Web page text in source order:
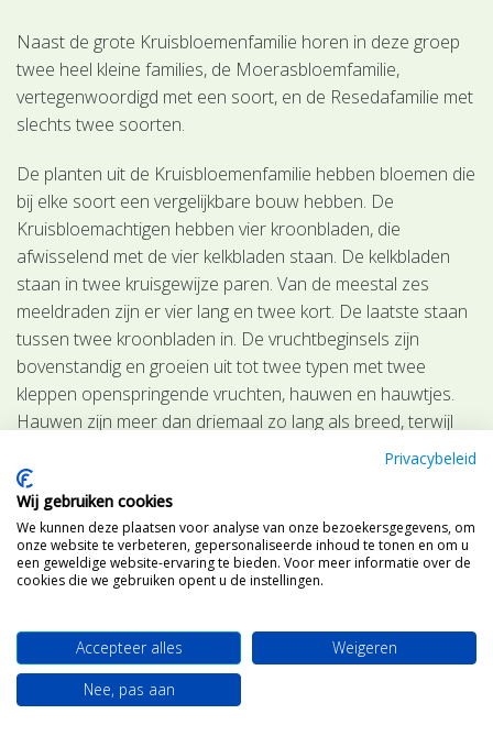
Naast de grote Kruisbloemenfamilie horen in deze groep
twee heel kleine families, de Moerasbloemfamilie,
vertegenwoordigd met een soort, en de Resedafamilie met
slechts twee soorten.
De planten uit de Kruisbloemenfamilie hebben bloemen die
bij elke soort een vergelijkbare bouw hebben. De
Kruisbloemachtigen hebben vier kroonbladen, die
afwisselend met de vier kelkbladen staan. De kelkbladen
staan in twee kruisgewijze paren. Van de meestal zes
meeldraden zijn er vier lang en twee kort. De laatste staan
tussen twee kroonbladen in. De vruchtbeginsels zijn
bovenstandig en groeien uit tot twee typen met twee
kleppen openspringende vruchten, hauwen en hauwtjes.
Hauwen zijn meer dan driemaal zo lang als breed, terwijl
hauwtjes minder dan driemaal zo lang als breed zijn; de
grootte van de vruchten speelt geen rol bij het
onderscheid. Het gedeelte van de vrucht dat boven de
kleppen uitsteekt noemen we de snavel. Om de planten op
naam te brengen, heb je naast bloemen ook rijpe vruchten
nodig.
Zie ook: Les14 uit 18 Flora lessen online "soorten
herkennen" van hoofdgroepen © Flora van Nederland
Privacybeleid
Wij gebruiken cookies
We kunnen deze plaatsen voor analyse van onze bezoekersgegevens, om
onze website te verbeteren, gepersonaliseerde inhoud te tonen en om u
een geweldige website-ervaring te bieden. Voor meer informatie over de
cookies die we gebruiken opent u de instellingen.
Accepteer alles
Weigeren
Nee, pas aan